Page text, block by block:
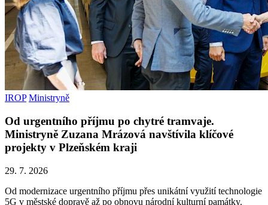
IROP Ministryně
Od urgentního příjmu po chytré tramvaje.
Ministryně Zuzana Mrázová navštívila klíčové
projekty v Plzeňském kraji
29. 7. 2026
Od modernizace urgentního příjmu přes unikátní využití technologie
5G v městské dopravě až po obnovu národní kulturní památky.